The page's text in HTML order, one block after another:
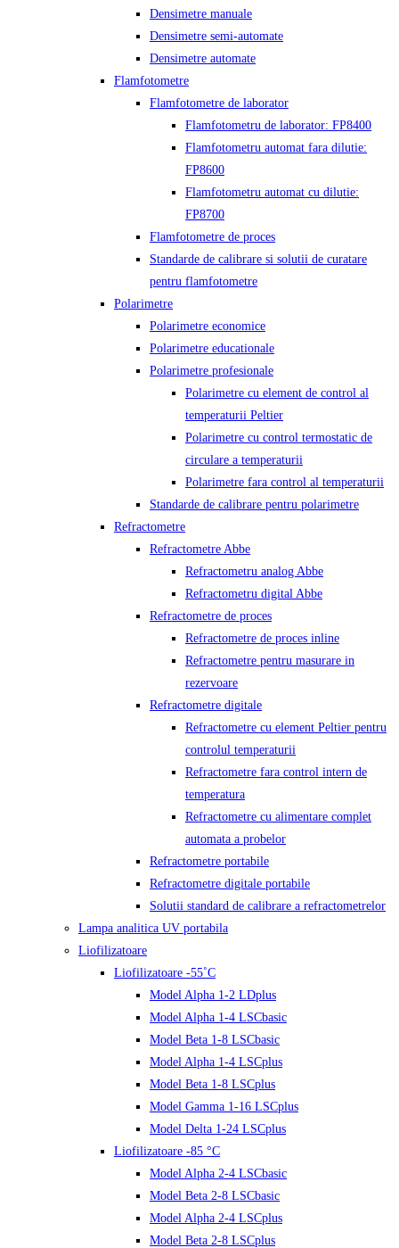
Densimetre manuale
Densimetre semi-automate
Densimetre automate
Flamfotometre
Flamfotometre de laborator
Flamfotometru de laborator: FP8400
Flamfotometru automat fara dilutie:
FP8600
Flamfotometru automat cu dilutie:
FP8700
Flamfotometre de proces
Standarde de calibrare si solutii de curatare
pentru flamfotometre
Polarimetre
Polarimetre economice
Polarimetre educationale
Polarimetre profesionale
Polarimetre cu element de control al
temperaturii Peltier
Polarimetre cu control termostatic de
circulare a temperaturii
Polarimetre fara control al temperaturii
Standarde de calibrare pentru polarimetre
Refractometre
Refractometre Abbe
Refractometru analog Abbe
Refractometru digital Abbe
Refractometre de proces
Refractometre de proces inline
Refractometre pentru masurare in
rezervoare
Refractometre digitale
Refractometre cu element Peltier pentru
controlul temperaturii
Refractometre fara control intern de
temperatura
Refractometre cu alimentare complet
automata a probelor
Refractometre portabile
Refractometre digitale portabile
Solutii standard de calibrare a refractometrelor
Lampa analitica UV portabila
Liofilizatoare
Liofilizatoare -55˚C
Model Alpha 1-2 LDplus
Model Alpha 1-4 LSCbasic
Model Beta 1-8 LSCbasic
Model Alpha 1-4 LSCplus
Model Beta 1-8 LSCplus
Model Gamma 1-16 LSCplus
Model Delta 1-24 LSCplus
Liofilizatoare -85 °C
Model Alpha 2-4 LSCbasic
Model Beta 2-8 LSCbasic
Model Alpha 2-4 LSCplus
Model Beta 2-8 LSCplus